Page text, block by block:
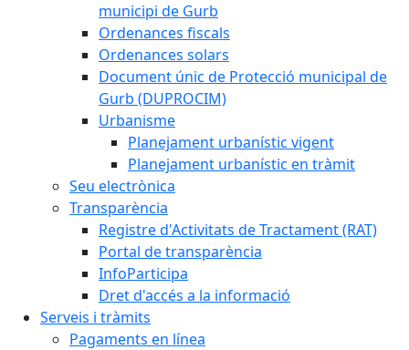
municipi de Gurb
Ordenances fiscals
Ordenances solars
Document únic de Protecció municipal de
Gurb (DUPROCIM)
Urbanisme
Planejament urbanístic vigent
Planejament urbanístic en tràmit
Seu electrònica
Transparència
Registre d'Activitats de Tractament (RAT)
Portal de transparència
InfoParticipa
Dret d'accés a la informació
Serveis i tràmits
Pagaments en línea